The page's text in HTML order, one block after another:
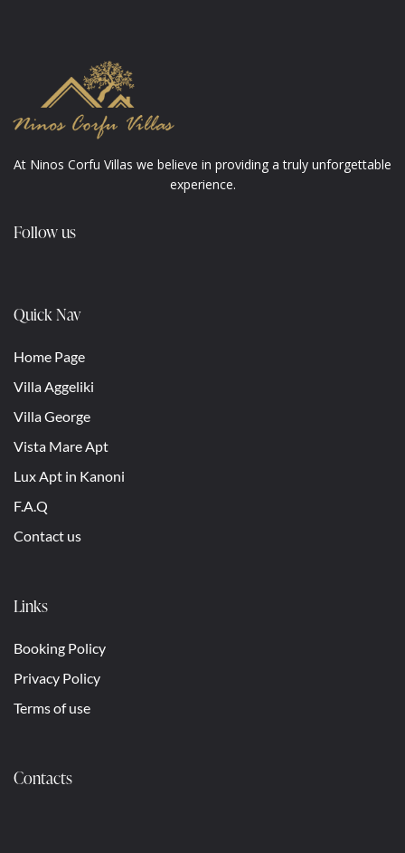
At Ninos Corfu Villas we believe in providing a truly unforgettable
experience.
Follow us
Quick Nav
Home Page
Villa Aggeliki
Villa George
Vista Mare Apt
Lux Apt in Kanoni
F.A.Q
Contact us
Links
Booking Policy
Privacy Policy
Terms of use
Contacts